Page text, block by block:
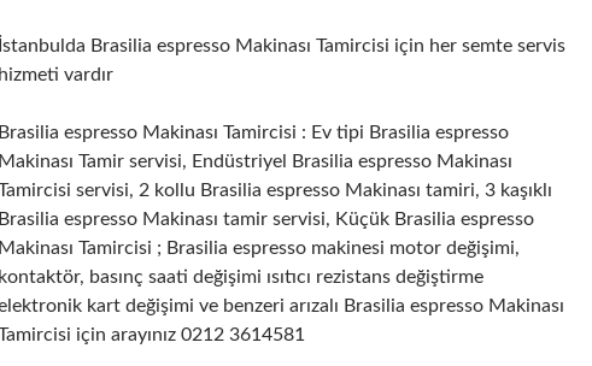
İstanbulda Brasilia espresso Makinası Tamircisi için her semte servis
hizmeti vardır
Brasilia espresso Makinası Tamircisi : Ev tipi Brasilia espresso
Makinası Tamir servisi, Endüstriyel Brasilia espresso Makinası
servisi, 2 kollu Brasilia espresso Makinası tamiri, 3 kaşıklı
Brasilia espresso Makinası tamir servisi, Küçük Brasilia espresso
Makinası Tamircisi ; Brasilia espresso makinesi motor değişimi,
kontaktör, basınç saati değişimi ısıtıcı rezistans değiştirme
kart değişimi ve benzeri arızalı Brasilia espresso Makinası
için arayınız 0212 3614581